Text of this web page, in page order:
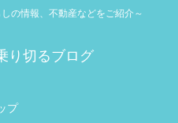
の情報、不動産などをご紹介～
り切るブログ
プ